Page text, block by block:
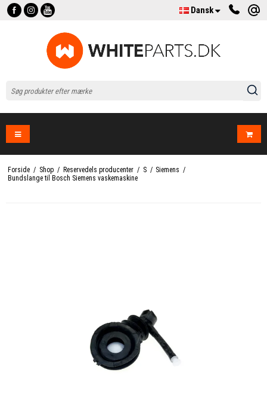
Dansk
Forside / Shop / Reservedels producenter / S / Siemens /
Bundslange til Bosch Siemens vaskemaskine